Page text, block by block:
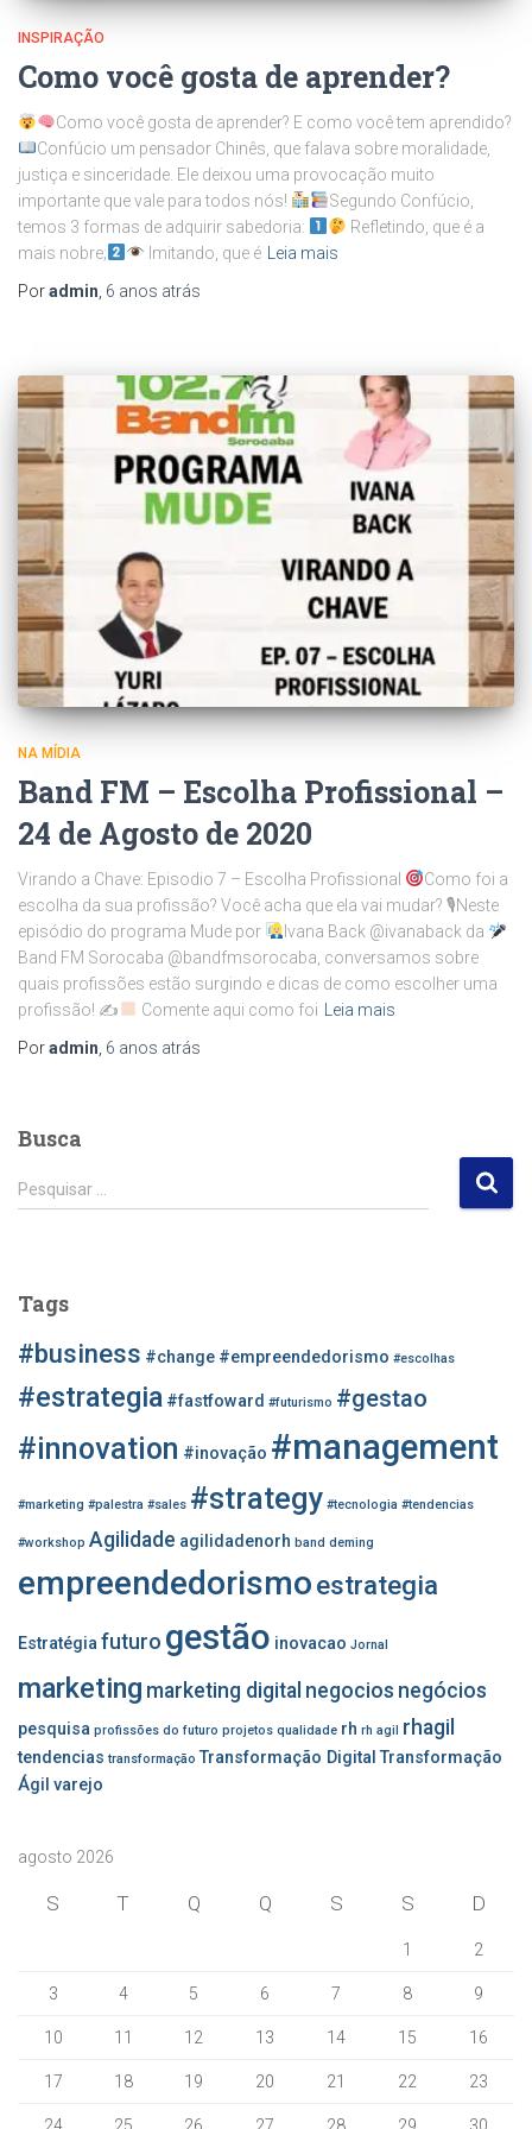
INSPIRAÇÃO
Como você gosta de aprender?
Como você gosta de aprender? E como você tem aprendido?
Confúcio um pensador Chinês, que falava sobre moralidade,
justiça e sinceridade. Ele deixou uma provocação muito
importante que vale para todos nós!
Segundo Confúcio,
temos 3 formas de adquirir sabedoria:
Refletindo, que é a
mais nobre;
Imitando, que é
Leia mais
Poradmin 6 anos atrás
NA MÍDIA
Band FM – Escolha Profissional –
24 de Agosto de 2020
Virando a Chave: Episodio 7 – Escolha Profissional
Como foi a
escolha da sua profissão? Você acha que ela vai mudar? 🎙Neste
episódio do programa Mude por
Ivana Back @ivanaback da
Band FM Sorocaba @bandfmsorocaba, conversamos sobre
quais profissões estão surgindo e dicas de como escolher uma
profissão! ✍
Comente aqui como foi
Leia mais
Poradmin 6 anos atrás
Busca
P
e
a
r
o
Pesquisar …
Tags
#business #change #empreendedorismo #escolhas
#estrategia #fastfoward #futurismo #gestao
#innovation #inovação #management
#marketing #palestra #sales #strategy #tecnologia #tendencias
#workshop Agilidade agilidadenorh band deming
empreendedorismoestrategia
Estratégiafuturo gestão inovacao Jornal
marketing marketing digital negocios negócios
pesquisa profissões do futuro projetos qualidade rh rh agil rhagil
tendencias transformação Transformação Digital Transformação
Ágil varejo
agosto 2026
S T Q Q S S D
1 2
3 4 5 6 7 8 9
10 11 12 13 14 15 16
17 18 19 20 21 22 23
24 25 26 27 28 29 30